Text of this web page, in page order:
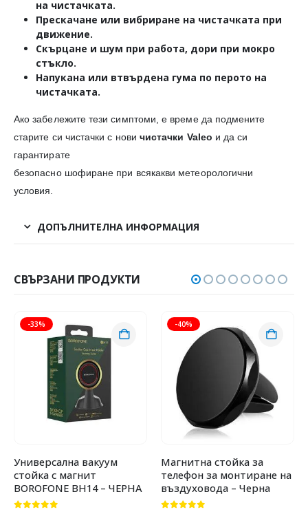
на чистачката.
Прескачане или вибриране на чистачката при
движение.
Скърцане и шум при работа, дори при мокро
стъкло.
Напукана или втвърдена гума по перото на
чистачката.
Ако забележите тези симптоми, е време да подмените
старите си чистачки с нови чистачки Valeo и да си
гарантирате
безопасно шофиране при всякакви метеорологични
условия.
ДОПЪЛНИТЕЛНА ИНФОРМАЦИЯ
СВЪРЗАНИ ПРОДУКТИ
-33%
Универсална вакуум
стойка с магнит
BOROFONE BH14 – ЧЕРНА
-40%
Магнитна стойка за
телефон за монтиране на
въздуховода – Черна